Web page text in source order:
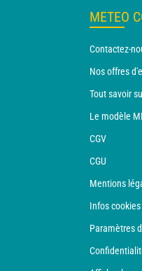
METEO
Contactez-
Nos offres
Tout savoir
Le modèle
CGV
CGU
Mentions
Infos cookies
Paramètres